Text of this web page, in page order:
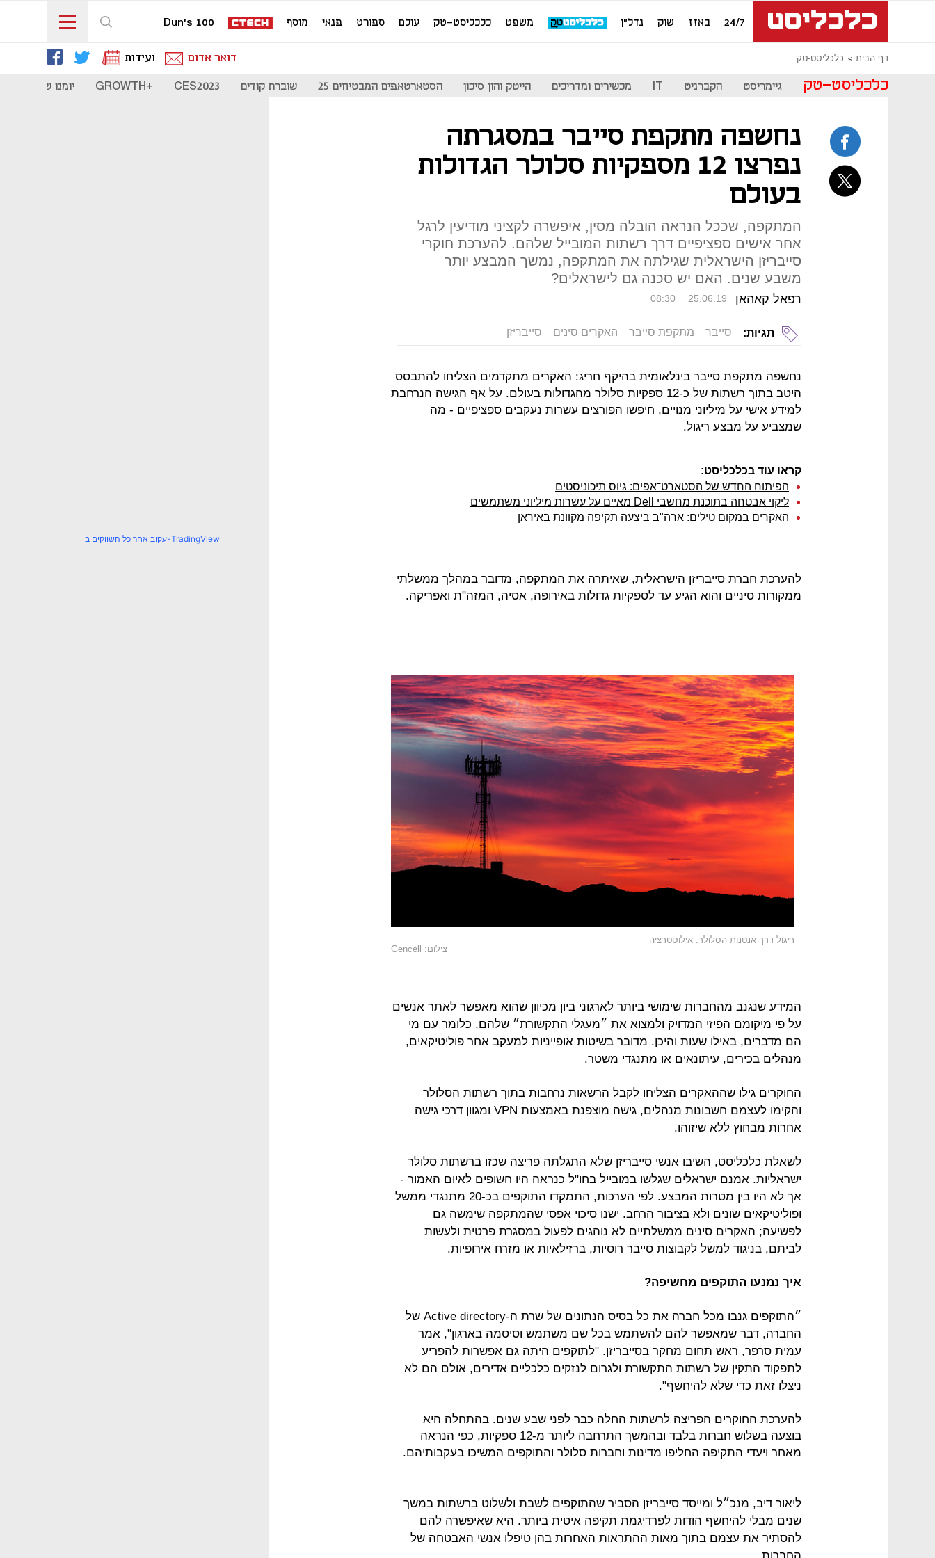
24/7 באזז שוק נדל"ן משפט כלכליסט-טק עולם ספורט פנאי מוסף Dun's 100
דף הבית כלכליסט-טק דואר אדום ועידות
כלכליסט-טק גיימריסט הקברניט IT מכשירים ומדריכים הייטק והון סיכון הסטארטאפים המבטיחים 25 שוברת קודים CES2023
+GROWTH יומנו של
נחשפה מתקפת סייבר במסגרתה
נפרצו 12 מספקיות סלולר הגדולות
בעולם
המתקפה, שככל הנראה הובלה מסין, איפשרה לקציני מודיעין לרגל
אחר אישים ספציפיים דרך רשתות המובייל שלהם. להערכת חוקרי
סייבריזן הישראלית שגילתה את המתקפה, נמשך המבצע יותר
משבע שנים. האם יש סכנה גם לישראלים?
רפאל קאהאן 08:30 25.06.19
תגיות: סייבר מתקפת סייבר האקרים סינים סייבריזן
נחשפה מתקפת סייבר בינלאומית בהיקף חריג: האקרים מתקדמים הצליחו להתבסס
היטב בתוך רשתות של כ-12 ספקיות סלולר מהגדולות בעולם. על אף הגישה הנרחבת
למידע אישי על מיליוני מנויים, חיפשו הפורצים עשרות נעקבים ספציפיים - מה
שמצביע על מבצע ריגול.
קראו עוד בכלכליסט:
הפיתוח החדש של הסטארט־אפים: גיוס תיכוניסטים
ליקוי אבטחה בתוכנת מחשבי Dell מאיים על עשרות מיליוני משתמשים
האקרים במקום טילים: ארה"ב ביצעה תקיפה מקוונת באיראן
להערכת חברת סייבריזן הישראלית, שאיתרה את המתקפה, מדובר במהלך ממשלתי
ממקורות סיניים והוא הגיע עד לספקיות גדולות באירופה, אסיה, המזה"ת ואפריקה.
ריגול דרך אנטנות הסלולר. אילוסטרציה
צילום: Gencell
המידע שנגנב מהחברות שימושי ביותר לארגוני ביון מכיוון שהוא מאפשר לאתר אנשים
על פי מיקומם הפיזי המדויק ולמצוא את ״מעגלי התקשורת״ שלהם, כלומר עם מי
הם מדברים, באילו שעות והיכן. מדובר בשיטות אופייניות למעקב אחר פוליטיקאים,
מנהלים בכירים, עיתונאים או מתנגדי משטר.
החוקרים גילו שההאקרים הצליחו לקבל הרשאות נרחבות בתוך רשתות הסלולר
והקימו לעצמם חשבונות מנהלים, גישה מוצפנת באמצעות VPN ומגוון דרכי גישה
אחרות מבחוץ ללא שיזוהו.
לשאלת כלכליסט, השיבו אנשי סייבריזן שלא התגלתה פריצה שכזו ברשתות סלולר
ישראליות. אמנם ישראלים שגלשו במובייל בחו"ל כנראה היו חשופים לאיום האמור -
אך לא היו בין מטרות המבצע. לפי הערכות, התמקדו התוקפים בכ-20 מתנגדי ממשל
ופוליטיקאים שונים ולא בציבור הרחב. ישנו סיכוי אפסי שהמתקפה שימשה גם
לפשיעה; האקרים סינים ממשלתיים לא נוהגים לפעול במסגרת פרטית ולעשות
לביתם, בניגוד למשל לקבוצות סייבר רוסיות, ברזילאיות או מזרח אירופיות.
איך נמנעו התוקפים מחשיפה?
״התוקפים גנבו מכל חברה את כל בסיס הנתונים של שרת ה-Active directory של
החברה, דבר שמאפשר להם להשתמש בכל שם משתמש וסיסמה בארגון", אמר
עמית סרפר, ראש תחום מחקר בסייבריזן. "לתוקפים היתה גם אפשרות להפריע
לתפקוד התקין של רשתות התקשורת ולגרום לנזקים כלכליים אדירים, אולם הם לא
ניצלו זאת כדי שלא להיחשף".
להערכת החוקרים הפריצה לרשתות החלה כבר לפני שבע שנים. בהתחלה היא
בוצעה בשלוש חברות בלבד ובהמשך התרחבה ליותר מ-12 ספקיות, כפי הנראה
מאחר ויעדי התקיפה החליפו מדינות וחברות סלולר והתוקפים המשיכו בעקבותיהם.
ליאור דיב, מנכ״ל ומייסד סייבריזן הסביר שהתוקפים לשבת ולשלוט ברשתות במשך
שנים מבלי להיחשף הודות לפרדיגמת תקיפה איטית ביותר. היא שאיפשרה להם
להסתיר את עצמם בתוך מאות ההתראות האחרות בהן טיפלו אנשי האבטחה של
עקוב אחר כל השווקים ב-TradingView